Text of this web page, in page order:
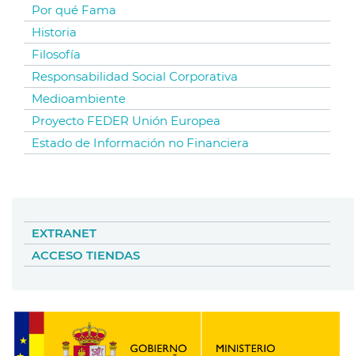
Por qué Fama
Historia
Filosofía
Responsabilidad Social Corporativa
Medioambiente
Proyecto FEDER Unión Europea
Estado de Información no Financiera
EXTRANET
ACCESO TIENDAS